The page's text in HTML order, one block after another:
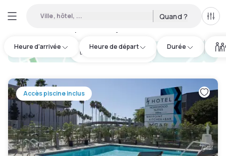
Ville, hôtel, ... Quand ?
Heure d'arrivée Heure de départ Durée
hotel.cta.view_map
Accès piscine inclus